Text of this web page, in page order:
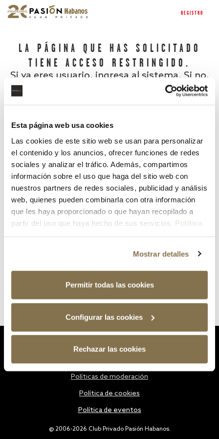
Esta página web usa cookies
Las cookies de este sitio web se usan para personalizar
el contenido y los anuncios, ofrecer funciones de redes
sociales y analizar el tráfico. Además, compartimos
información sobre el uso que haga del sitio web con
nuestros partners de redes sociales, publicidad y análisis
web, quienes pueden combinarla con otra información
que les haya proporcionado o que hayan recopilado a
partir del uso que haya hecho de sus servicios. Política
Mostrar detalles
Permitir todas las cookies
Configurar las cookies
Rechazar las cookies
REGISTRO
LA PÁGINA QUE HAS SOLICITADO
TIENE ACCESO RESTRINGIDO.
Si ya eres usuario, ingresa al sistema. Si no,
¿Has olvidado tu contraseña?
@ 2006-2026 Club Privado Pasión Habanos.
Políticas de moderación
Política de cookies
Política de eventos